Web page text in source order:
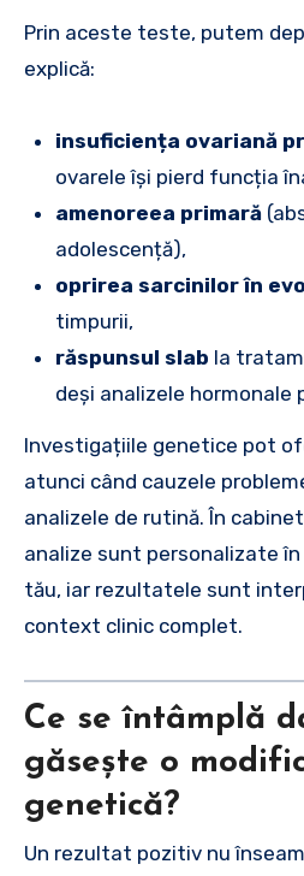
Prin aceste teste, putem depista modificări care
explică:
insuficiența ovariană
ovarele își pierd funcția
amenoreea primară
adolescență),
oprirea sarcinilor în
timpurii,
răspunsul slab la
deși analizele hormonale
Investigațiile genetice pot
atunci când cauzele
analizele de rutină. În
analize sunt personalizate
tău, iar rezultatele sunt
context clinic complet.
Ce se întâmplă
găsește o
genetică?
Un rezultat pozitiv nu